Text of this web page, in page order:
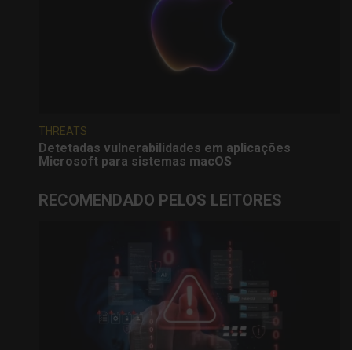
THREATS
Detetadas vulnerabilidades em aplicações
Microsoft para sistemas macOS
RECOMENDADO PELOS LEITORES